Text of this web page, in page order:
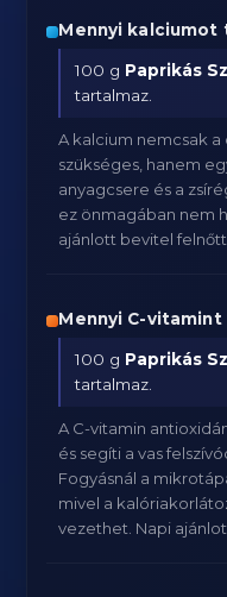
Mennyi kalciumot
100 g Paprikás
tartalmaz.
A kalcium nemcsak
szükséges, hanem
anyagcsere és a
ez önmagában nem
ajánlott bevitel
Mennyi C-
100 g Paprikás
tartalmaz.
A C-vitamin
és segíti a vas
Fogyásnál a
mivel a
vezethet. Napi